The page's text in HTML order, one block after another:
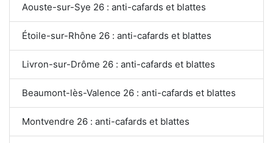
Aouste-sur-Sye 26 : anti-cafards et blattes
Étoile-sur-Rhône 26 : anti-cafards et blattes
Livron-sur-Drôme 26 : anti-cafards et blattes
Beaumont-lès-Valence 26 : anti-cafards et blattes
Montvendre 26 : anti-cafards et blattes